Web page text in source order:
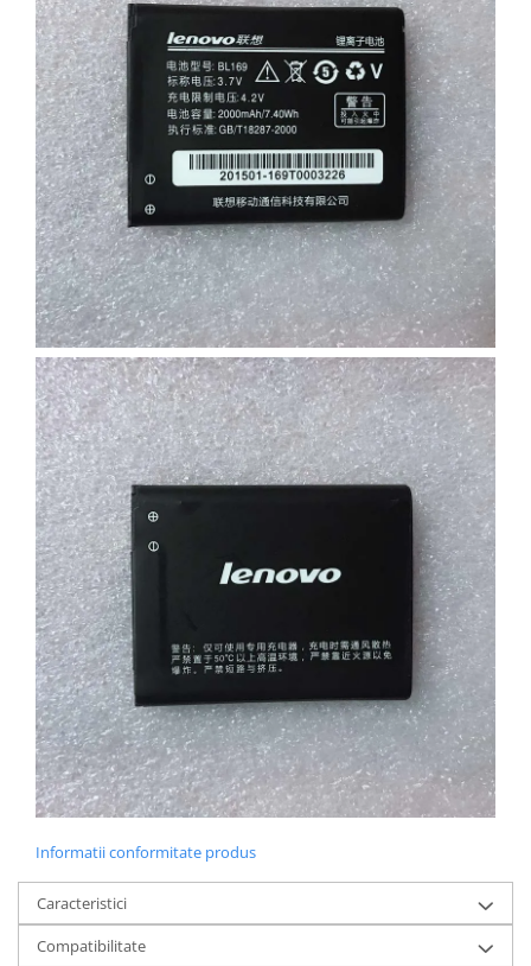
Lenovo
LG
Motorola
Nokia
Oppo
Samsung
Sony
Vodafone
Wiko
Xiaomi
ZTE
Mufa incarcare
Allview
Asus
Lenovo
Nokia
Samsung
Placi de baza
Placa de baza Allview
Alcatel
Apple
Asus
HTC
Huawei
LG
Nokia
Sony
Rama mijloc telefon
Informatii conformitate produs
Caracteristici
Compatibilitate